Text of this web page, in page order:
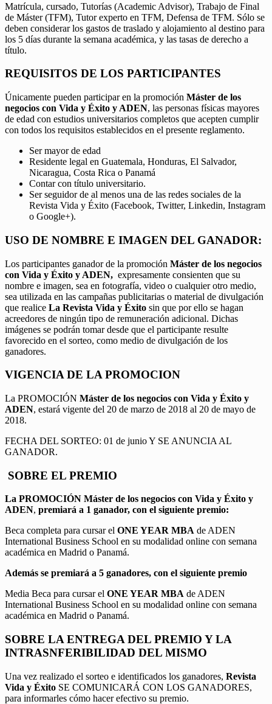
Matrícula, cursado, Tutorías (Academic Advisor), Trabajo de Final
de Máster (TFM), Tutor experto en TFM, Defensa de TFM. Sólo se
deben considerar los gastos de traslado y alojamiento al destino para
los 5 días durante la semana académica, y las tasas de derecho a
título.
REQUISITOS DE LOS PARTICIPANTES
Únicamente pueden participar en la promoción Máster de los
negocios con Vida y Éxito y ADEN, las personas físicas mayores
de edad con estudios universitarios completos que acepten cumplir
con todos los requisitos establecidos en el presente reglamento.
Ser mayor de edad
Residente legal en Guatemala, Honduras, El Salvador,
Nicaragua, Costa Rica o Panamá
Contar con título universitario.
Ser seguidor de al menos una de las redes sociales de la
Revista Vida y Éxito (Facebook, Twitter, Linkedin, Instagram
o Google+).
USO DE NOMBRE E IMAGEN DEL GANADOR:
Los participantes ganador de la promoción Máster de los negocios
con Vida y Éxito y ADEN, expresamente consienten que su
nombre e imagen, sea en fotografía, video o cualquier otro medio,
sea utilizada en las campañas publicitarias o material de divulgación
que realice La Revista Vida y Éxito sin que por ello se hagan
acreedores de ningún tipo de remuneración adicional. Dichas
imágenes se podrán tomar desde que el participante resulte
favorecido en el sorteo, como medio de divulgación de los
ganadores.
VIGENCIA DE LA PROMOCION
La PROMOCIÓN Máster de los negocios con Vida y Éxito y
ADEN, estará vigente del 20 de marzo de 2018 al 20 de mayo de
2018.
FECHA DEL SORTEO: 01 de junio Y SE ANUNCIA AL
GANADOR.
SOBRE EL PREMIO
La PROMOCIÓN Máster de los negocios con Vida y Éxito y
ADEN, premiará a 1 ganador, con el siguiente premio:
Beca completa para cursar el ONE YEAR MBA de ADEN
International Business School en su modalidad online con semana
académica en Madrid o Panamá.
Además se premiará a 5 ganadores, con el siguiente premio
Media Beca para cursar el ONE YEAR MBA de ADEN
International Business School en su modalidad online con semana
académica en Madrid o Panamá.
SOBRE LA ENTREGA DEL PREMIO Y LA
INTRASNFERIBILIDAD DEL MISMO
Una vez realizado el sorteo e identificados los ganadores, Revista
Vida y Éxito SE COMUNICARÁ CON LOS GANADORES,
para informarles cómo hacer efectivo su premio.